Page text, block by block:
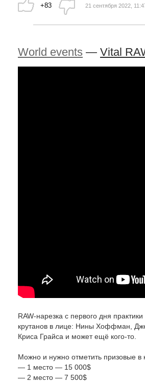
+83 21 сентября 2022,
World events — Vital
RAW-нарезка с первого дня
крутанов в лице: Нины Хоффман,
Криса Грайса и может ещё кого-то.
Можно и нужно отметить призовые в
— 1 место — 15 000$
— 2 место — 7 500$